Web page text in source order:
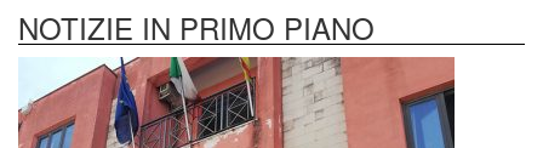
NOTIZIE IN PRIMO PIANO